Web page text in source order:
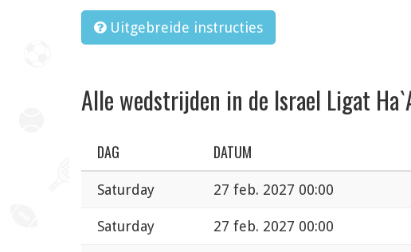
Uitgebreide instructies
Alle wedstrijden in de Israel Ligat
DAG DATUM
Saturday 27 feb. 2027 00:00
Saturday 27 feb. 2027 00:00